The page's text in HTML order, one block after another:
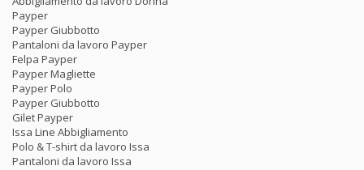
Payper
Payper Giubbotto
Pantaloni da lavoro Payper
Felpa Payper
Payper Magliette
Payper Polo
Payper Giubbotto
Gilet Payper
Issa Line Abbigliamento
Polo & T-shirt da lavoro Issa
Pantaloni da lavoro Issa